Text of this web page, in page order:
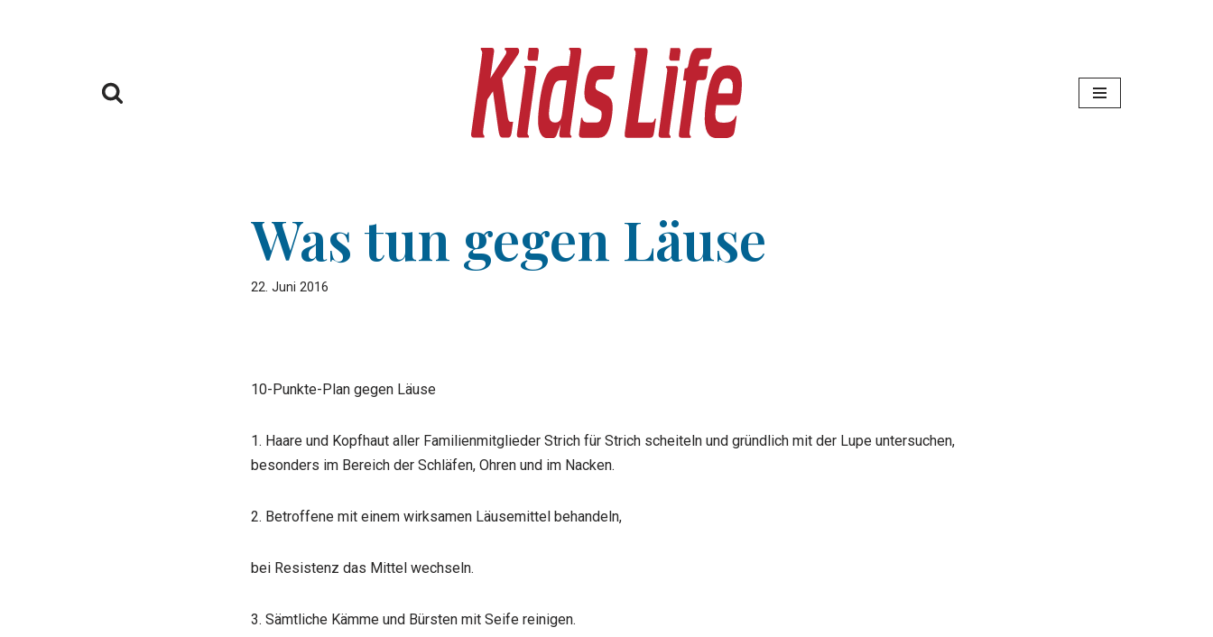
Was tun gegen Läuse
22. Juni 2016
10-Punkte-Plan gegen Läuse
1. Haare und Kopfhaut aller Familienmitglieder Strich für Strich scheiteln und gründlich mit der Lupe untersuchen,
besonders im Bereich der Schläfen, Ohren und im Nacken.
2. Betroffene mit einem wirksamen Läusemittel behandeln,
bei Resistenz das Mittel wechseln.
3. Sämtliche Kämme und Bürsten mit Seife reinigen.